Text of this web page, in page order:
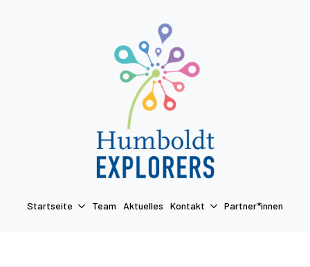
Startseite Team Aktuelles Kontakt Partner*innen
Team Aktuelles Kontakt
Termin anfragen